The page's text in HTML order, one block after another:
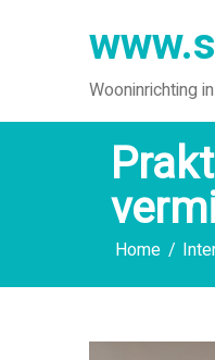
Wooninrichting
Home